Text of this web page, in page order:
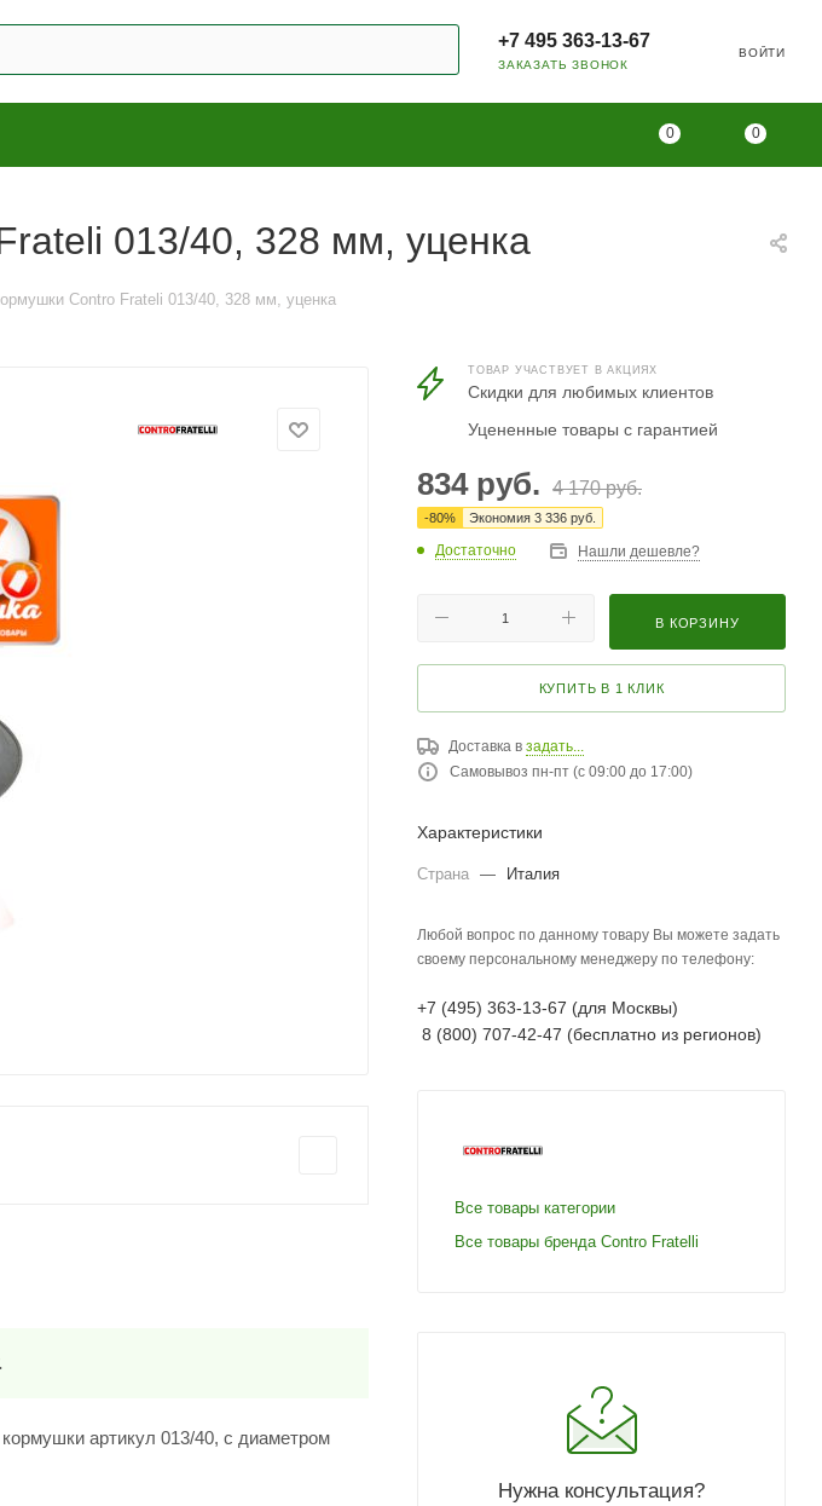
+7 495 363-13-67
ЗАКАЗАТЬ ЗВОНОК
ВОЙТИ
0 0
013/40, 328 мм, уценка
Contro Frateli 013/40, 328 мм, уценка
артикул 013/40, с диаметром
ТОВАР УЧАСТВУЕТ В АКЦИЯХ
Скидки для любимых клиентов
Уцененные товары с гарантией
834руб. 4 170руб.
-80% Экономия 3 336 руб.
Достаточно Нашли дешевле?
В КОРЗИНУ
КУПИТЬ В 1 КЛИК
Доставка в задать...
Самовывоз пн-пт (с 09:00 до 17:00)
Характеристики
Страна — Италия
Любой вопрос по данному товару Вы можете задать
своему персональному менеджеру по телефону:
+7 (495) 363-13-67 (для Москвы)
8 (800) 707-42-47 (бесплатно из регионов)
Все товары категории
Все товары бренда Contro Fratelli
Нужна консультация?